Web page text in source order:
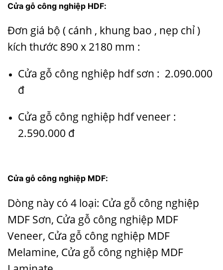
Cửa gỗ công nghiệp HDF:
Đơn giá bộ ( cánh , khung bao , nẹp chỉ )
kích thước 890 x 2180 mm :
Cửa gỗ công nghiệp hdf sơn : 2.090.000
đ
Cửa gỗ công nghiệp hdf veneer :
2.590.000 đ
Cửa gỗ công nghiệp MDF:
Dòng này có 4 loại: Cửa gỗ công nghiệp
MDF Sơn, Cửa gỗ công nghiệp MDF
Veneer, Cửa gỗ công nghiệp MDF
Melamine, Cửa gỗ công nghiệp MDF